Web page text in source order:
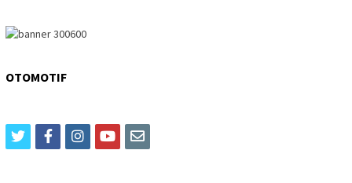
OTOMOTIF
twitterfacebookinstagram
youtubeemail